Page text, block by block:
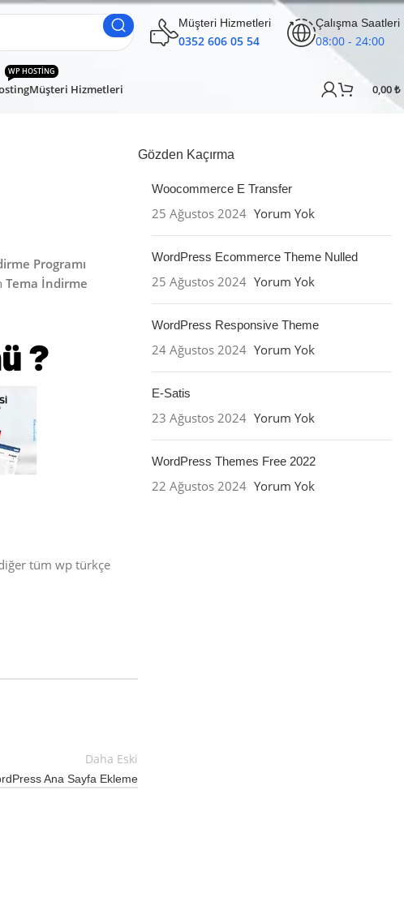
Müşteri Hizmetleri
0352 606 05 54
Çalışma Saatleri
08:00 - 24:00
WP HOSTING
Müşteri Hizmetleri 0,00₺
Programı
Tema İndirme
tüm wp türkçe
Daha Eski
Ana Sayfa Ekleme
Gözden Kaçırma
Woocommerce E Transfer
25 Ağustos 2024 Yorum Yok
WordPress Ecommerce Theme Nulled
25 Ağustos 2024 Yorum Yok
WordPress Responsive Theme
24 Ağustos 2024 Yorum Yok
E-Satis
23 Ağustos 2024 Yorum Yok
WordPress Themes Free 2022
22 Ağustos 2024 Yorum Yok